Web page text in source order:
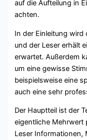
auf die Aufteilung in
achten.
In der Einleitung wird
und der Leser erhält
erwartet. Außerdem
um eine gewisse
beispielsweise eine
auch eine sehr
Der Hauptteil ist der
eigentliche Mehrwert
Leser Informationen,